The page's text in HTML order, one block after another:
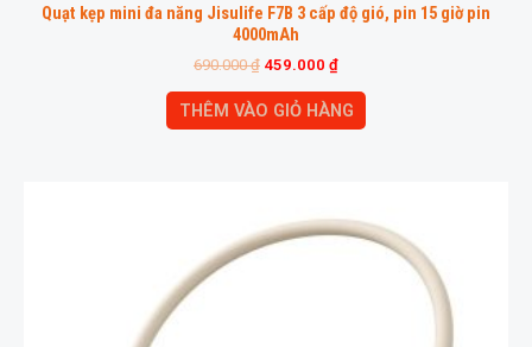
Quạt kẹp mini đa năng Jisulife F7B 3 cấp độ gió, pin 15 giờ pin
4000mAh
690.000₫ 459.000 ₫
THÊM VÀO GIỎ HÀNG